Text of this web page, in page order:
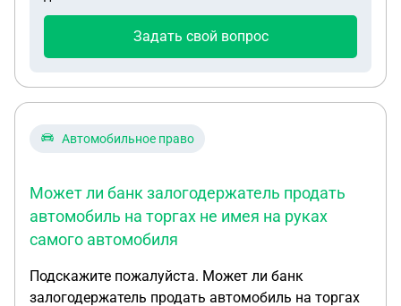
И/или чей он будет после погашения кредита?
Задать свой вопрос
Автомобильное право
Может ли банк залогодержатель продать
автомобиль на торгах не имея на руках
самого автомобиля
Подскажите пожалуйста. Может ли банк
залогодержатель продать автомобиль на торгах